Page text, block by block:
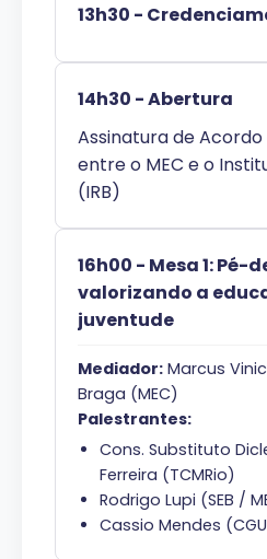
13h30 -
14h30 - Abertura
Assinatura de
entre o MEC e o
(IRB)
16h00 - Mesa 1: Pé-
valorizando a
juventude
Mediador: Marcus
Braga (MEC)
Palestrantes:
Cons. Substituto
Ferreira (TCMRio)
Rodrigo Lupi (SEB /
Cassio Mendes